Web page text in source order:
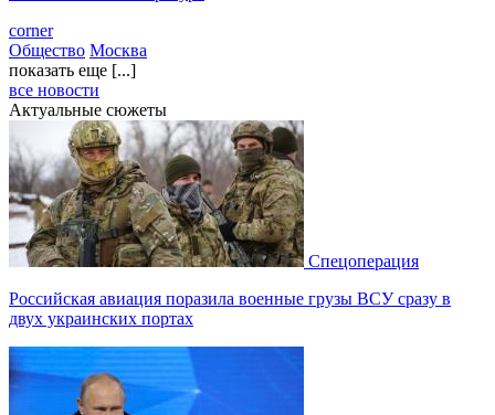
corner
Общество Москва
показать еще [...]
все новости
Актуальные сюжеты
Спецоперация
Российская авиация поразила военные грузы ВСУ сразу в
двух украинских портах